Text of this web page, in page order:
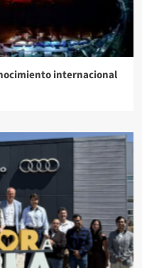
internacional